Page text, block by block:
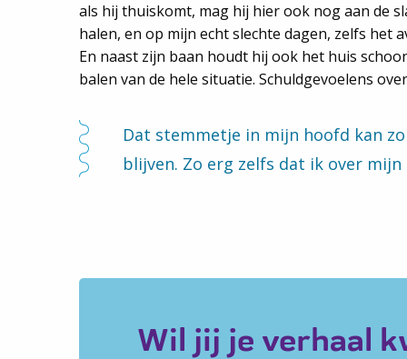
als hij thuiskomt, mag hij hier ook nog aan de
halen, en op mijn echt slechte dagen, zelfs het
En naast zijn baan houdt hij ook het huis
balen van de hele situatie. Schuldgevoelens
Dat stemmetje in mijn hoofd kan
blijven. Zo erg zelfs dat ik over mijn
Wil jij je verhaal